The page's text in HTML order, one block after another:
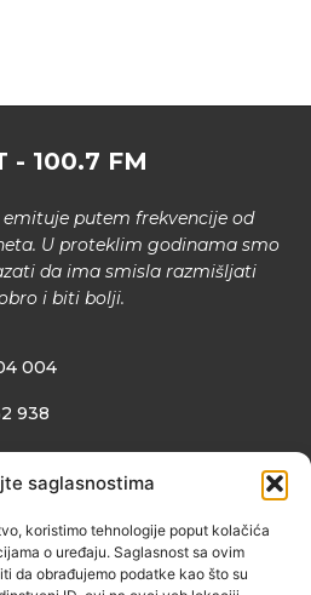
saglasnostima
koristimo tehnologije poput kolačića
o uređaju. Saglasnost sa ovim
da obrađujemo podatke kao što su
- 100.7 FM
putem frekvencije od
U proteklim godinama smo
da ima smisla razmišljati
i biti bolji.
004
938
3. SPRAT), 72000 ZENICA